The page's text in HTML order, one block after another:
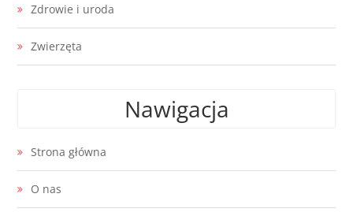
Zdrowie i uroda
Zwierzęta
Nawigacja
Strona główna
O nas